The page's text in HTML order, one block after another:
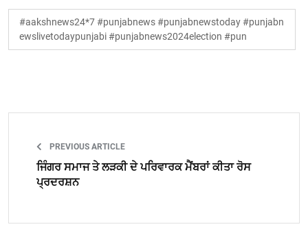
#aakshnews24*7 #punjabnews #punjabnewstoday #punjabn
ewslivetodaypunjabi #punjabnews2024election #pun
PREVIOUS ARTICLE
ਜਿੰਗਰ ਸਮਾਜ ਤੇ ਲੜਕੀ ਦੇ ਪਰਿਵਾਰਕ ਮੈਂਬਰਾਂ ਕੀਤਾ ਰੋਸ
ਪ੍ਰਦਰਸ਼ਨ